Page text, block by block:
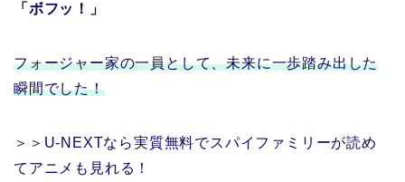
「ボフッ！」
フォージャー家の一員として、未来に一歩踏み出した
瞬間でした！
＞＞U-NEXTなら実質無料でスパイファミリーが読め
てアニメも見れる！